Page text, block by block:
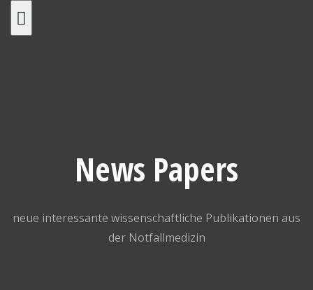
News Papers
neue interessante wissenschaftliche Publikationen aus
der Notfallmedizin